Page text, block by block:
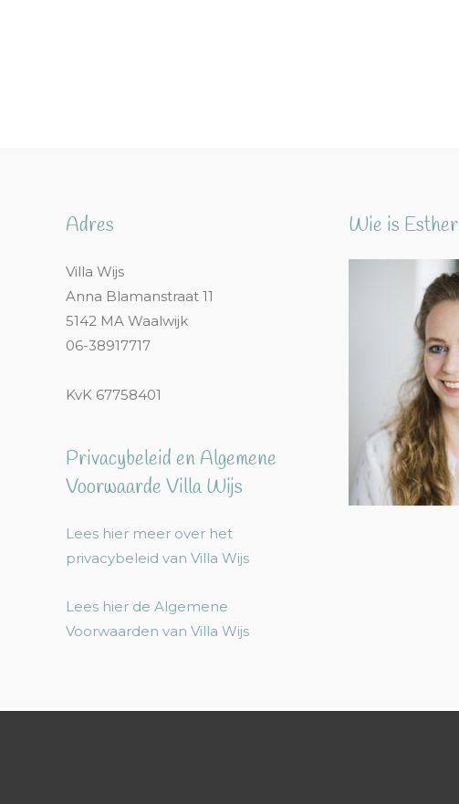
Adres
Villa Wijs
Anna Blamanstraat 11
5142 MA Waalwijk
06-38917717
KvK 67758401
Privacybeleid en Algemene
Voorwaarde Villa Wijs
Lees hier meer over het
privacybeleid van Villa Wijs
Lees hier de Algemene
Voorwaarden van Villa Wijs
Wie is Esther